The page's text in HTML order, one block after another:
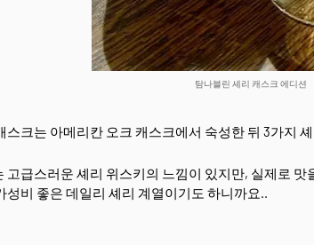
탐나블린 셰리 캐스크 에디션
스크는 아메리칸 오크 캐스크에서 숙성한 뒤 3가지
고급스러운 셰리 위스키의 느낌이 있지만, 실제로
성비 좋은 데일리 셰리 계열이기도 하니까요..